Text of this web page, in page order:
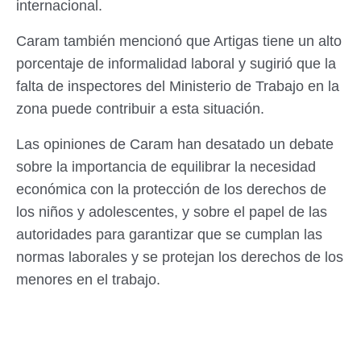
internacional.
Caram también mencionó que Artigas tiene un alto
porcentaje de informalidad laboral y sugirió que la
falta de inspectores del Ministerio de Trabajo en la
zona puede contribuir a esta situación.
Las opiniones de Caram han desatado un debate
sobre la importancia de equilibrar la necesidad
económica con la protección de los derechos de
los niños y adolescentes, y sobre el papel de las
autoridades para garantizar que se cumplan las
normas laborales y se protejan los derechos de los
menores en el trabajo.